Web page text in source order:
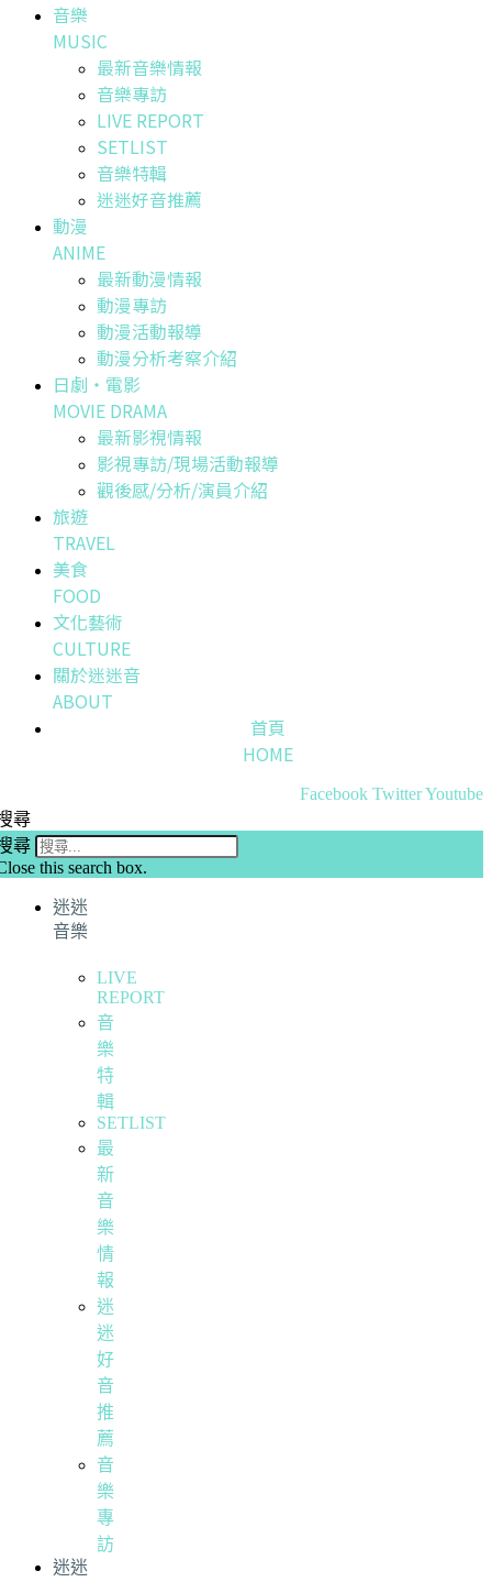
音樂
MUSIC
最新音樂情報
音樂專訪
LIVE REPORT
SETLIST
音樂特輯
迷迷好音推薦
動漫
ANIME
最新動漫情報
動漫專訪
動漫活動報導
動漫分析考察介紹
日劇・電影
MOVIE DRAMA
最新影視情報
影視專訪/現場活動報導
觀後感/分析/演員介紹
旅遊
TRAVEL
美食
FOOD
文化藝術
CULTURE
關於迷迷音
ABOUT
首頁
HOME
Facebook TwitterYoutube
尋
尋
this search box.
迷迷
音樂
LIVE
REPORT
音
樂
特
輯
SETLIST
最
新
音
樂
情
報
迷
迷
好
音
推
薦
音
樂
專
訪
迷迷